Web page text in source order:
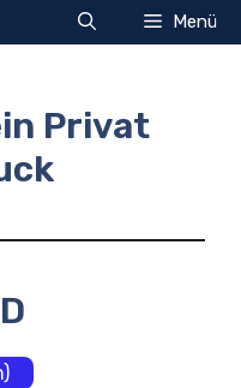
Menü
Privat